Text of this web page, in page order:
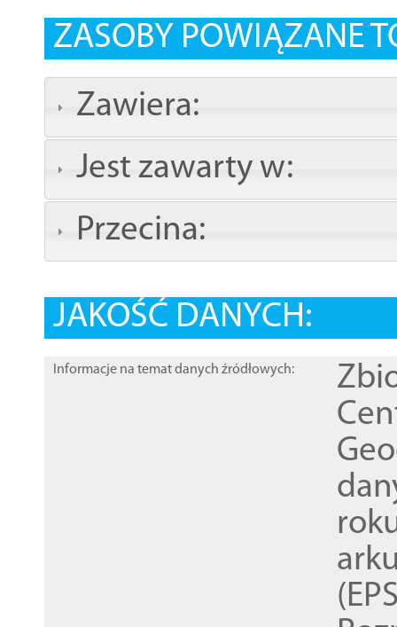
ZASOBY POWIĄZANE
Zawiera:
Jest zawarty w:
Przecina:
JAKOŚĆ DANYCH:
Informacje na temat danych źródłowych: